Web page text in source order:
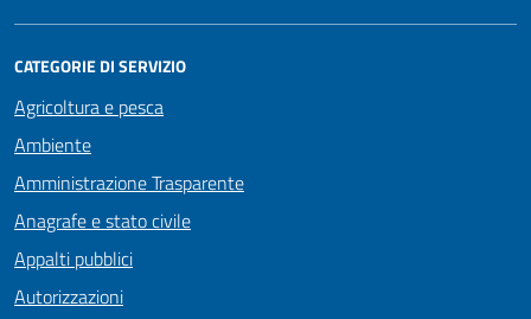
CATEGORIE DI SERVIZIO
Agricoltura e pesca
Ambiente
Amministrazione Trasparente
Anagrafe e stato civile
Appalti pubblici
Autorizzazioni